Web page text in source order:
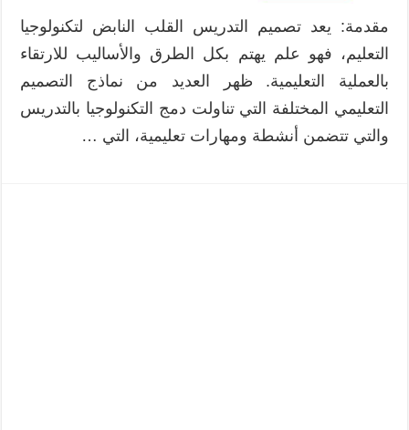
مقدمة: يعد تصميم التدريس القلب النابض لتكنولوجيا
التعليم، فهو علم يهتم بكل الطرق والأساليب للارتقاء
بالعملية التعليمية. ظهر العديد من نماذج التصميم
التعليمي المختلفة التي تناولت دمج التكنولوجيا بالتدريس
والتي تتضمن أنشطة ومهارات تعليمية، التي …